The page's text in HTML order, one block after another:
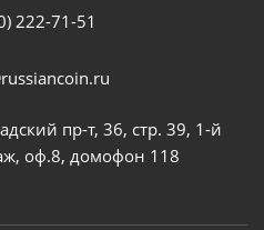
222-71-51
пр-т, 36, стр. 39, 1-й
оф.8, домофон 118